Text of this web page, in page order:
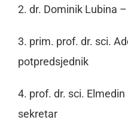
2. dr. Dominik Lubina
3. prim. prof. dr. sci.
potpredsjednik
4. prof. dr. sci.
sekretar